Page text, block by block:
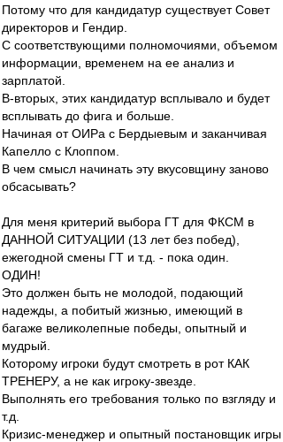
Потому что для кандидатур существует Совет
директоров и Гендир.
С соответствующими полномочиями, объемом
информации, временем на ее анализ и
зарплатой.
В-вторых, этих кандидатур всплывало и будет
всплывать до фига и больше.
Начиная от ОИРа с Бердыевым и заканчивая
Капелло с Клоппом.
В чем смысл начинать эту вкусовщину заново
обсасывать?
Для меня критерий выбора ГТ для ФКСМ в
ДАННОЙ СИТУАЦИИ (13 лет без побед),
ежегодной смены ГТ и т.д. - пока один.
ОДИН!
Это должен быть не молодой, подающий
надежды, а побитый жизнью, имеющий в
багаже великолепные победы, опытный и
мудрый.
Которому игроки будут смотреть в рот КАК
ТРЕНЕРУ, а не как игроку-звезде.
Выполнять его требования только по взгляду и
т.д.
Кризис-менеджер и опытный постановщик игры